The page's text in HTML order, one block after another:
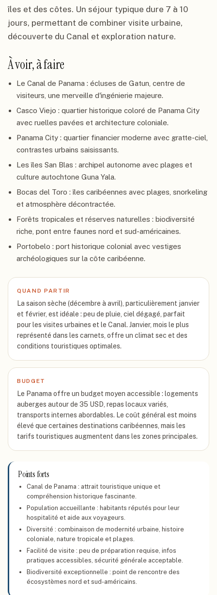
îles et des côtes. Un séjour typique dure 7 à 10
jours, permettant de combiner visite urbaine,
découverte du Canal et exploration nature.
À voir, à faire
Le Canal de Panama : écluses de Gatun, centre de
visiteurs, une merveille d'ingénierie majeure.
Casco Viejo : quartier historique coloré de Panama City
avec ruelles pavées et architecture coloniale.
Panama City : quartier financier moderne avec gratte-ciel,
contrastes urbains saisissants.
Les îles San Blas : archipel autonome avec plages et
culture autochtone Guna Yala.
Bocas del Toro : îles caribéennes avec plages, snorkeling
et atmosphère décontractée.
Forêts tropicales et réserves naturelles : biodiversité
riche, pont entre faunes nord et sud-américaines.
Portobelo : port historique colonial avec vestiges
archéologiques sur la côte caribéenne.
QUAND PARTIR
La saison sèche (décembre à avril), particulièrement janvier
et février, est idéale : peu de pluie, ciel dégagé, parfait
pour les visites urbaines et le Canal. Janvier, mois le plus
représenté dans les carnets, offre un climat sec et des
conditions touristiques optimales.
BUDGET
Le Panama offre un budget moyen accessible : logements
auberges autour de 35 USD, repas locaux variés,
transports internes abordables. Le coût général est moins
élevé que certaines destinations caribéennes, mais les
tarifs touristiques augmentent dans les zones principales.
Points forts
Canal de Panama : attrait touristique unique et
compréhension historique fascinante.
Population accueillante : habitants réputés pour leur
hospitalité et aide aux voyageurs.
Diversité : combinaison de modernité urbaine, histoire
coloniale, nature tropicale et plages.
Facilité de visite : peu de préparation requise, infos
pratiques accessibles, sécurité générale acceptable.
Biodiversité exceptionnelle : point de rencontre des
écosystèmes nord et sud-américains.